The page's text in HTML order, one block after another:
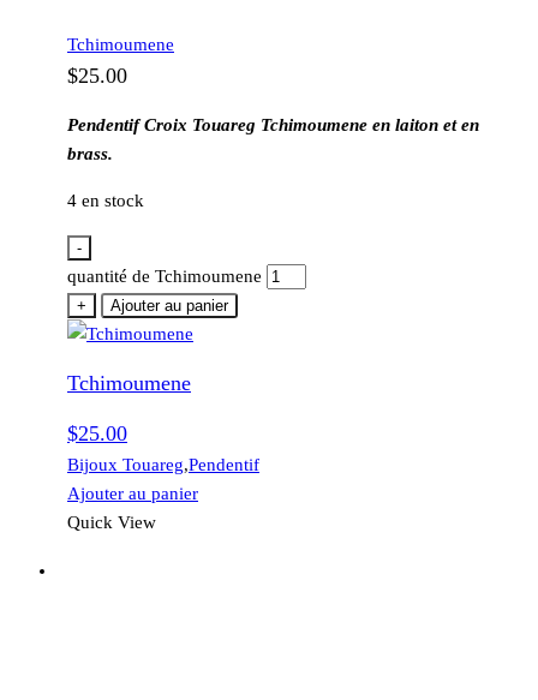
Tchimoumene
$25.00
Pendentif Croix Touareg Tchimoumene en laiton et en
brass.
4 en stock
-
quantité de Tchimoumene
+ Ajouter au panier
Tchimoumene
$25.00
Bijoux Touareg,Pendentif
Ajouter au panier
Quick View